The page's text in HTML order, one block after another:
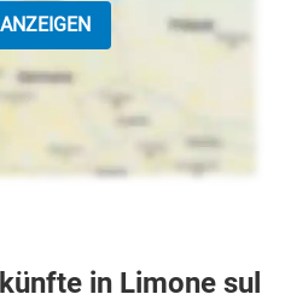
in Limone sul